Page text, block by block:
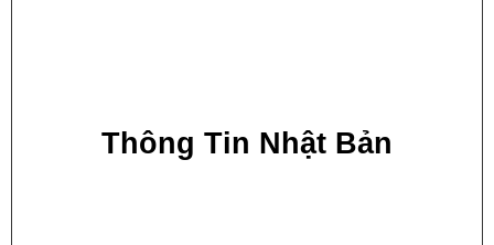
Thông Tin Nhật Bản